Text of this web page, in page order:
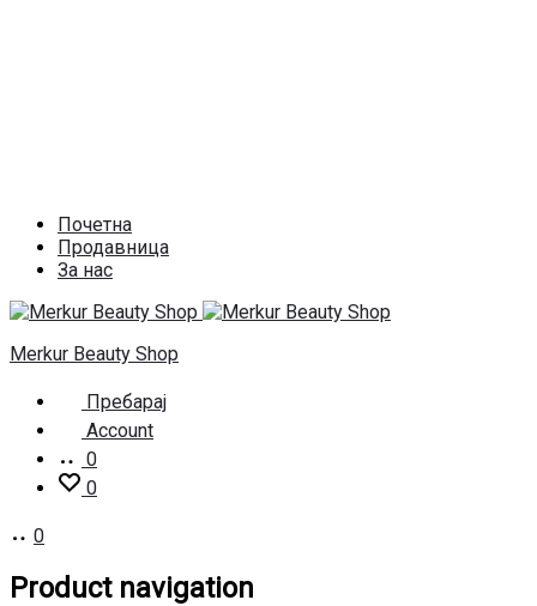
Почетна
Продавница
За нас
Merkur Beauty Shop
Пребарај
Account
0
0
0
Product navigation